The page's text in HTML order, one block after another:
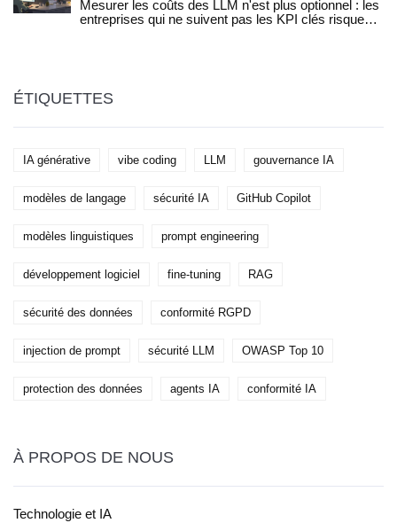
Mesurer les coûts des LLM n'est plus optionnel : les
entreprises qui ne suivent pas les KPI clés risquent
ÉTIQUETTES
IA générative vibe coding LLM gouvernance IA
modèles de langage sécurité IA GitHub Copilot
modèles linguistiques prompt engineering
développement logiciel fine-tuning RAG
sécurité des données conformité RGPD
injection de prompt sécurité LLM OWASP Top 10
protection des données agents IA conformité IA
À PROPOS DE NOUS
Technologie et IA